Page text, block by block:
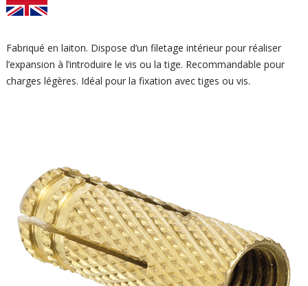
Fabriqué en laiton. Dispose d’un filetage intérieur pour réaliser
l’expansion à l’introduire le vis ou la tige. Recommandable pour
charges légères. Idéal pour la fixation avec tiges ou vis.